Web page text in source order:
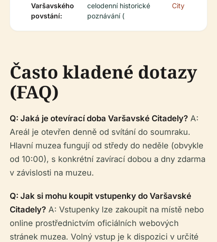
Varšavského
povstání:
celodenní historické
poznávání (
City
Často kladené dotazy
(FAQ)
Q: Jaká je otevírací doba Varšavské Citadely? A:
Areál je otevřen denně od svítání do soumraku.
Hlavní muzea fungují od středy do neděle (obvykle
od 10:00), s konkrétní zavírací dobou a dny zdarma
v závislosti na muzeu.
Q: Jak si mohu koupit vstupenky do Varšavské
Citadely? A: Vstupenky lze zakoupit na místě nebo
online prostřednictvím oficiálních webových
stránek muzea. Volný vstup je k dispozici v určité